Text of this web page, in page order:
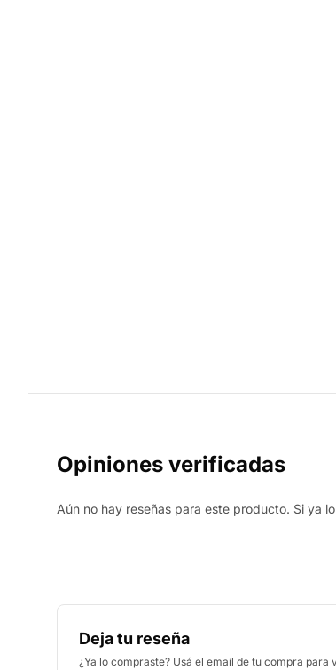
Opiniones verificadas
Aún no hay reseñas para este producto. Si ya
Deja tu reseña
¿Ya lo compraste? Usá el email de tu compra para